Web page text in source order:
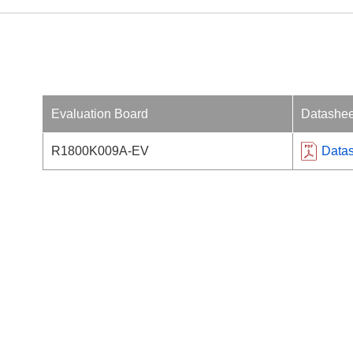
Evaluation Board
R1800K009A-EV